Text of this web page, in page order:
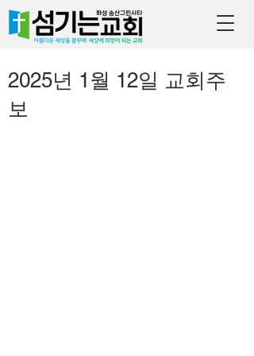
2025년 1월 12일 교회주
보